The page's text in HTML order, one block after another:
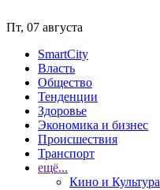
Пт, 07 августа
SmartCity
Власть
Общество
Тенденции
Здоровье
Экономика и бизнес
Происшествия
Транспорт
ещё...
Кино и Культура